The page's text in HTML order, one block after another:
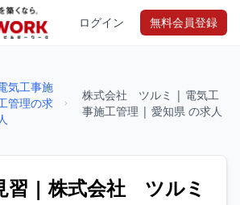
ログイン 無料会員登録
気工事施
管理の求
株式会社 ツルミ | 電気工
事施工管理 | 愛知県 の求人
習 | 株式会社 ツルミ